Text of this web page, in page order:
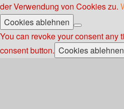
der Verwendung von Cookies zu.
Cookies ablehnen
You can revoke your consent any
consent button. Cookies